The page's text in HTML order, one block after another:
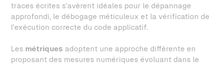
traces écrites s'avèrent idéales pour le dépannage
approfondi, le débogage méticuleux et la vérification de
l'exécution correcte du code applicatif.
Les métriques adoptent une approche différente en
proposant des mesures numériques évoluant dans le